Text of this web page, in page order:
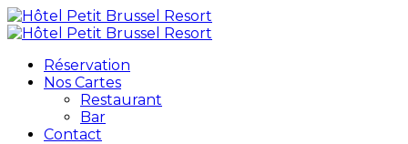
Réservation
Nos Cartes
Restaurant
Bar
Contact